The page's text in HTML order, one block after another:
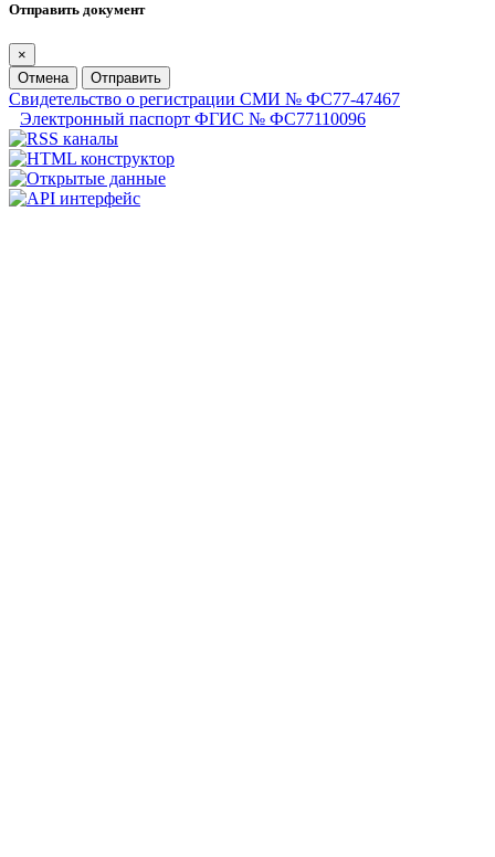
Отправить документ
×
Отмена
Отправить
Свидетельство о регистрации СМИ № ФС77-47467
Электронный паспорт ФГИС № ФС77110096